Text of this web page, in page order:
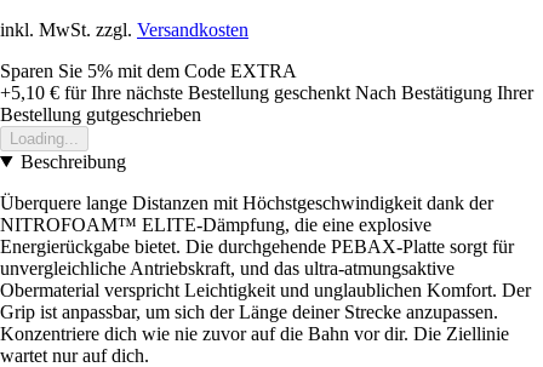
inkl. MwSt. zzgl. Versandkosten
Sparen Sie 5% mit dem Code EXTRA
+5,10 € für Ihre nächste Bestellung geschenkt Nach Bestätigung Ihrer
Bestellung gutgeschrieben
Loading...
Beschreibung
Überquere lange Distanzen mit Höchstgeschwindigkeit dank der
NITROFOAM™ ELITE-Dämpfung, die eine explosive
Energierückgabe bietet. Die durchgehende PEBAX-Platte sorgt für
unvergleichliche Antriebskraft, und das ultra-atmungsaktive
Obermaterial verspricht Leichtigkeit und unglaublichen Komfort. Der
Grip ist anpassbar, um sich der Länge deiner Strecke anzupassen.
Konzentriere dich wie nie zuvor auf die Bahn vor dir. Die Ziellinie
wartet nur auf dich.